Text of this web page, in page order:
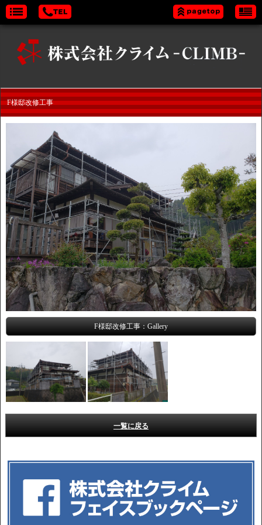
F様邸改修工事
F様邸改修工事：Gallery
一覧に戻る